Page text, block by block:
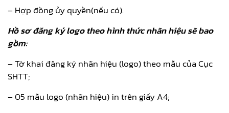
– Hợp đồng ủy quyền(nếu có).
Hồ sơ đăng ký logo theo hình thức nhãn hiệu sẽ bao
gồm:
– Tờ khai đăng ký nhãn hiệu (logo) theo mẫu của Cục
SHTT;
– 05 mẫu logo (nhãn hiệu) in trên giấy A4;